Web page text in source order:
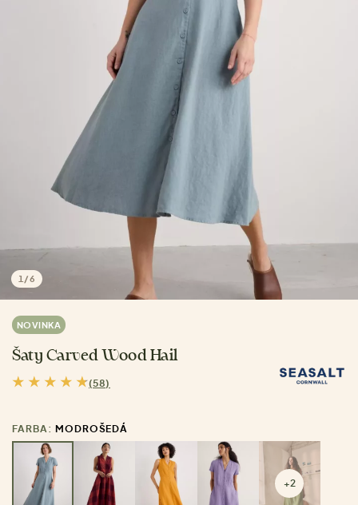
1 /6
NOVINKA
Šaty Carved Wood Hail
(58)
FARBA: MODROŠEDÁ
+2